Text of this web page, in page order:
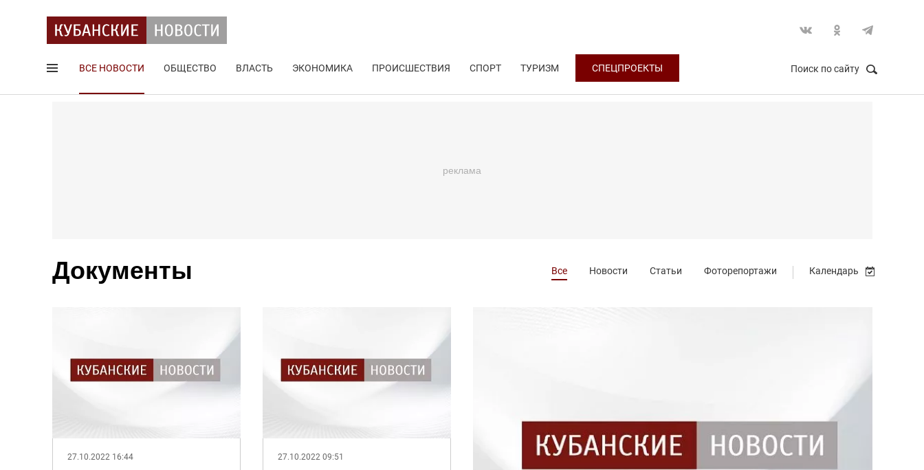
ВСЕ НОВОСТИ ОБЩЕСТВО ВЛАСТЬ ЭКОНОМИКА ПРОИСШЕСТВИЯ СПОРТ ТУРИЗМ СПЕЦПРОЕКТЫ Поиск по сайту
Документы Все Новости Статьи Фоторепортажи Календарь
27.10.2022 16:44 27.10.2022 09:51